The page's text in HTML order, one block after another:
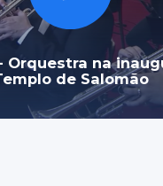
Orquestra na
de Salomão